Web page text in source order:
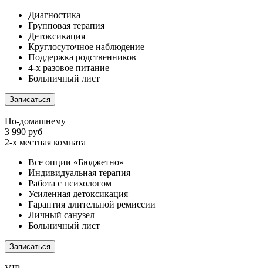
Диагностика
Групповая терапия
Детоксикация
Круглосуточное наблюдение
Поддержка родственников
4-х разовое питание
Больничный лист
Записаться
По-домашнему
3 990 руб
2-х местная комната
Все опции «Бюджетно»
Индивидуальная терапия
Работа с психологом
Усиленная детоксикация
Гарантия длительной ремиссии
Личный санузел
Больничный лист
Записаться